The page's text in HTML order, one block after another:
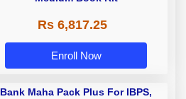
Rs 6,817.25
Enroll Now
Bank Maha Pack Plus For IBPS,